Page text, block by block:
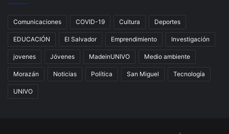
Comunicaciones COVID-19 Cultura Deportes
EDUCACIÓN El Salvador Emprendimiento Investigación
jovenes Jóvenes MadeinUNIVO Medio ambiente
Morazán Noticias Política San Miguel Tecnología
UNIVO